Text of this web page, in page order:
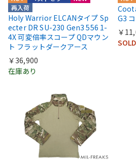
再入荷
Holy Warrior ELCANタイプ Sp
ecter DR SU-230 Gen3 556 1-
4X 可変倍率スコープ QDマウン
ト フラットダークアース
￥36,900
在庫あり
G3
￥